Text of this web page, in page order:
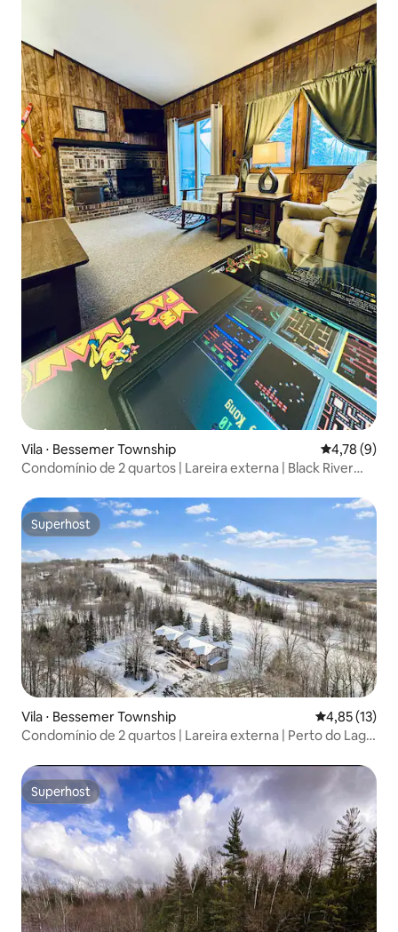
Vila ⋅ Bessemer Township 4,78 de
4,78 (9)
Condomínio de 2 quartos | Lareira externa | Black River
Superhost
Superhost
Vila ⋅ Bessemer Township 4,85 de uma
4,85 (13)
Condomínio de 2 quartos | Lareira externa | Perto do Lago
Superhost
Superhost